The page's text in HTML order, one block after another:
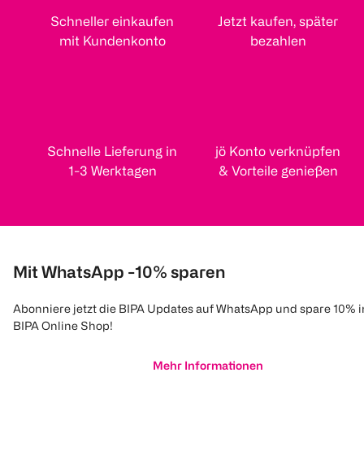
Schneller einkaufen
mit Kundenkonto
Jetzt kaufen, später
bezahlen
Schnelle Lieferung in
1-3 Werktagen
jö Konto verknüpfen
& Vorteile genießen
Mit WhatsApp -10% sparen
Abonniere jetzt die BIPA Updates auf WhatsApp und spare 10%
BIPA Online Shop!
Mehr Informationen